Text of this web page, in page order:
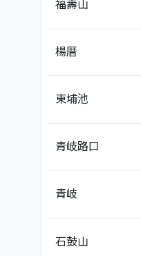
楊厝
東埔池
青岐路口
青岐
石鼓山